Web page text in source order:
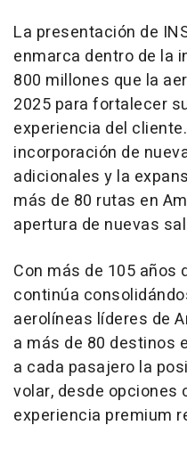
La presentación de
enmarca dentro de la
800 millones que la
2025 para fortalecer
experiencia del
incorporación de
adicionales y la
más de 80 rutas en
apertura de nuevas
Con más de 105 años
continúa
aerolíneas líderes de
a más de 80 destinos
a cada pasajero la
volar, desde
experiencia premium